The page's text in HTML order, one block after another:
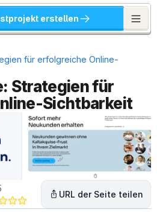
erstellen
für erfolgreiche Online-
Strategien für
Sichtbarkeit
URL der Seite teilen